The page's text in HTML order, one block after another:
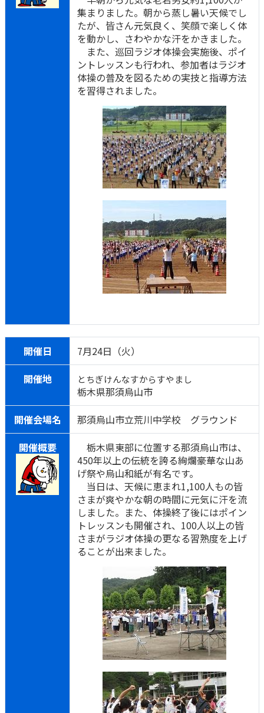
集まりました。朝から蒸し暑い天候でし
たが、皆さん元気良く、笑顔で楽しく体
を動かし、さわやかな汗をかきました。
また、巡回ラジオ体操会実施後、ポイ
ントレッスンも行われ、参加者はラジオ
体操の普及を図るための実技と指導方法
を習得されました。
開催日
7月24日（火）
開催地
とちぎけんなすからすやまし
栃木県那須烏山市
開催会場名
那須烏山市立荒川中学校 グラウンド
開催概要
栃木県東部に位置する那須烏山市は、
450年以上の伝統を誇る絢爛豪華な山あ
げ祭や烏山和紙が有名です。
当日は、天候に恵まれ1,100人もの皆
さまが爽やかな朝の時間に元気に汗を流
しました。また、体操終了後にはポイン
トレッスンも開催され、100人以上の皆
さまがラジオ体操の更なる習熟度を上げ
ることが出来ました。